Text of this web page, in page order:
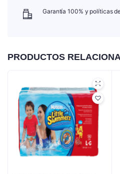
Garantía 100% y políticas
PRODUCTOS